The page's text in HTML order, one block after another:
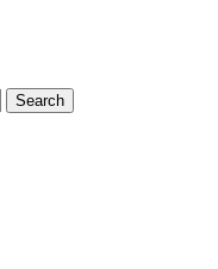
Search